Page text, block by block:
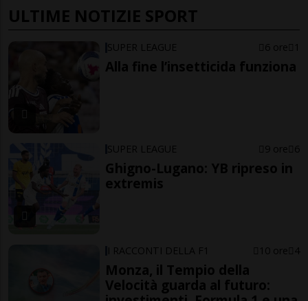
ULTIME NOTIZIE SPORT
SUPER LEAGUE 6 ore 1
Alla fine l’insetticida funziona
SUPER LEAGUE 9 ore 6
Ghigno-Lugano: YB ripreso in
extremis
I RACCONTI DELLA F1 10 ore 4
Monza, il Tempio della
Velocità guarda al futuro: